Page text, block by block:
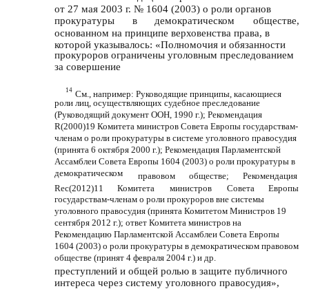
от 27 мая 2003 г. № 1604 (2003) о роли органов
прокуратуры
в демократическом
обществе,
основанном на принципе верховенства права, в
которой указывалось: «Полномочия и обязанности
прокуроров ограничены уголовным преследованием
за совершение
14 См., например: Руководящие принципы, касающиеся
роли лиц, осуществляющих судебное преследование
(Руководящий документ ООН, 1990 г.); Рекомендация
R(2000)19 Комитета министров Совета Европы государствам-
членам о роли прокуратуры в системе уголовного правосудия
(принята 6 октября 2000 г.); Рекомендация Парламентской
Ассамблеи Совета Европы 1604 (2003) о роли прокуратуры в
демократическом
правовом обществе;
Рекомендация
Rec(2012)11
Комитета министров Совета
Европы
государствам-членам о роли прокуроров вне системы
уголовного правосудия (принята Комитетом Министров 19
сентября 2012 г.); ответ Комитета министров на
Рекомендацию Парламентской Ассамблеи Совета Европы
1604 (2003) о роли прокуратуры в демократическом правовом
обществе (принят 4 февраля 2004 г.) и др.
преступлений и общей ролью в защите публичного
интереса через систему уголовного правосудия»,